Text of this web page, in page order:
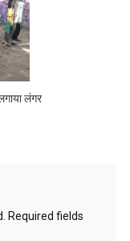
लंगर
Required fields